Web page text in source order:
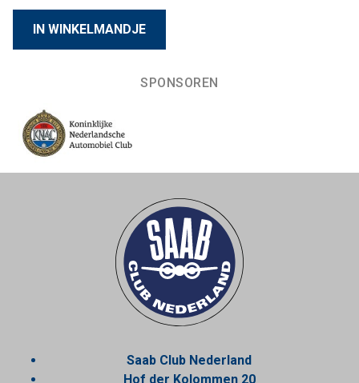
SPONSOREN
Saab Club Nederland
Hof der Kolommen 20